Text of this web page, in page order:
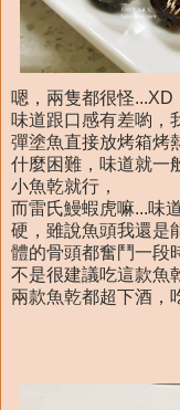
嗯，兩隻都很怪...XD
味道跟口感有差喲，
彈塗魚直接放烤箱烤
什麼困難，味道就一
小魚乾就行，
而雷氏鰻蝦虎嘛...味
硬，雖說魚頭我還是
體的骨頭都奮鬥一段
不是很建議吃這款魚
兩款魚乾都超下酒，